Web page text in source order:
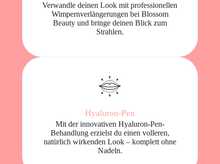
Verwandle deinen Look mit professionellen
Wimpernverlängerungen bei Blossom
Beauty und bringe deinen Blick zum
Strahlen.
Hyaluron-Pen
Mit der innovativen Hyaluron-Pen-
Behandlung erzielst du einen volleren,
natürlich wirkenden Look – komplett ohne
Nadeln.